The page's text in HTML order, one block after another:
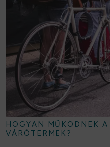
HOGYAN MŰKÖDNEK A
VÁRÓTERMEK?